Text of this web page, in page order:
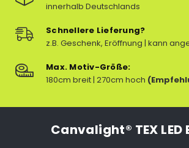
innerhalb Deutschlands
Schnellere Lieferung?
z.B. Geschenk, Eröffnung | kann
Max. Motiv-Größe:
180cm breit | 270cm hoch
Canvalight® TEX LED